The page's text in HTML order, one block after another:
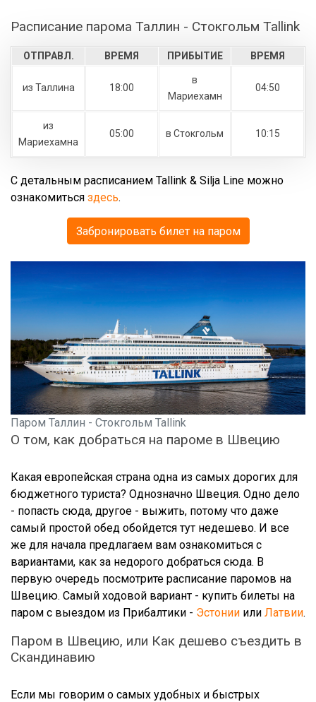
Расписание парома Таллин - Стокгольм Tallink
ОТПРАВЛ. ВРЕМЯ ПРИБЫТИЕ ВРЕМЯ
из Таллина 18:00
в
Мариехамн
04:50
из
Мариехамна
05:00 в Стокгольм 10:15
С детальным расписанием Tallink & Silja Line можно
ознакомиться здесь.
Забронировать билет на паром
Паром Таллин - Стокгольм Tallink
О том, как добраться на пароме в Швецию
Какая европейская страна одна из самых дорогих для
бюджетного туриста? Однозначно Швеция. Одно дело
- попасть сюда, другое - выжить, потому что даже
самый простой обед обойдется тут недешево. И все
же для начала предлагаем вам ознакомиться с
вариантами, как за недорого добраться сюда. В
первую очередь посмотрите расписание паромов на
Швецию. Самый ходовой вариант - купить билеты на
паром с выездом из Прибалтики - Эстонии или Латвии.
Паром в Швецию, или Как дешево съездить в
Скандинавию
Если мы говорим о самых удобных и быстрых